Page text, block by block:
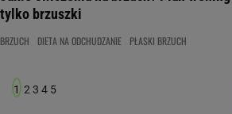
tylko brzuszki
BRZUCH DIETA NA ODCHUDZANIE PŁASKI BRZUCH
1 2 3 4 5